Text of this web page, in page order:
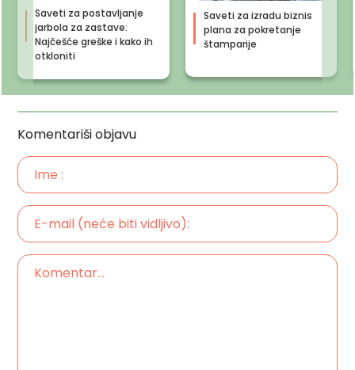
Saveti za postavljanje
jarbola za zastave:
Najčešće greške i kako ih
otkloniti
Saveti za izradu biznis
plana za pokretanje
štamparije
Komentariši objavu